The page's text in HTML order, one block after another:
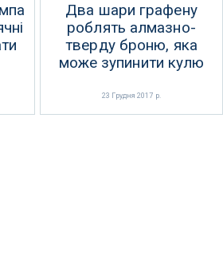
Два шари графену
роблять алмазно-
тверду броню, яка
може зупинити кулю
23 Грудня 2017 р.